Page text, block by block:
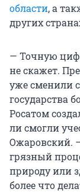
области, а
других
— Точную
не скажет.
уже сменили
государства
Росатом
ли смогли
Ожаровский.
грязный
природу или
более что